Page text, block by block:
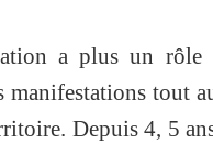
a plus un
manifestations tout
Depuis 4, 5